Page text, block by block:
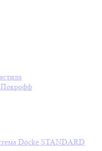
Покрофф
Döcke STANDARD